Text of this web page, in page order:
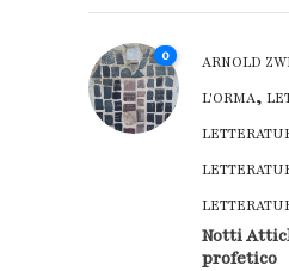
0 ARNOLD
L'ORMA,
Notti
profetico